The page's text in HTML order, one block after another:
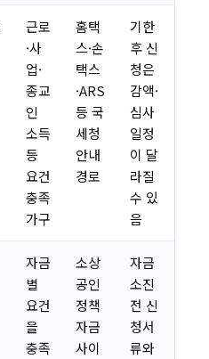
근로
·사
업·
종교
인
소득
등
요건
충족
가구
홈택
스·손
택스
·ARS
등 국
세청
안내
경로
기한
후 신
청은
감액·
심사
일정
이 달
라질
수 있
음
자금
별
요건
을
충족
소상
공인
정책
자금
사이
자금
소진
전 신
청서
류와